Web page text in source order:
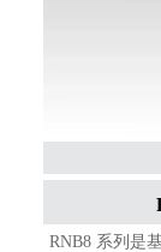
RNB8 系列是